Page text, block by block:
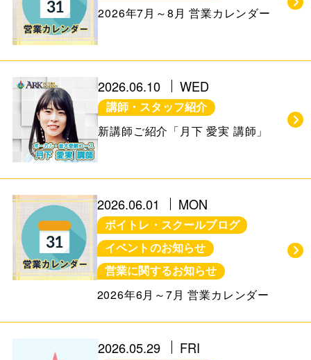
お問い合わせ
TEL 011-600-6789
WEB予約はこちら
2026年7月～8月 営業カレンダー
2026.06.10 WED
講師・スタッフ紹介
新講師ご紹介「月下 愛実 講師」
2026.06.01 MON
ボイトレ・スクールブログ
イベントのお知らせ
営業に関するお知らせ
2026年6月～7月 営業カレンダー
2026.05.29 FRI